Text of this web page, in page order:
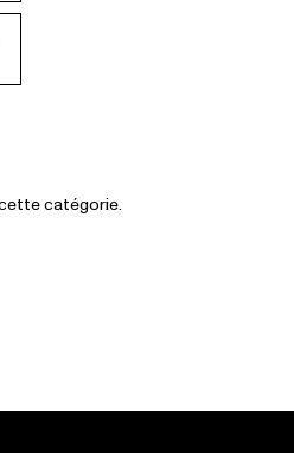
catégorie.